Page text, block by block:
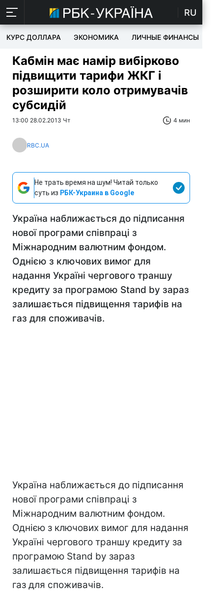
RU
КУРС ДОЛЛАРА ЭКОНОМИКА ЛИЧНЫЕ ФИНАНСЫ
Кабмін має намір вибірково
підвищити тарифи ЖКГ і
розширити коло отримувачів
субсидій
13:00 28.02.2013 Чт 4 мин
RBC.UA
Не трать время на шум! Читай только
суть из РБК-Украина в Google
Україна наближається до підписання
нової програми співпраці з
Міжнародним валютним фондом.
Однією з ключових вимог для
надання Україні чергового траншу
кредиту за програмою Stand by зараз
залишається підвищення тарифів на
газ для споживачів.
Україна наближається до підписання
нової програми співпраці з
Міжнародним валютним фондом.
Однією з ключових вимог для надання
Україні чергового траншу кредиту за
програмою Stand by зараз
залишається підвищення тарифів на
газ для споживачів.